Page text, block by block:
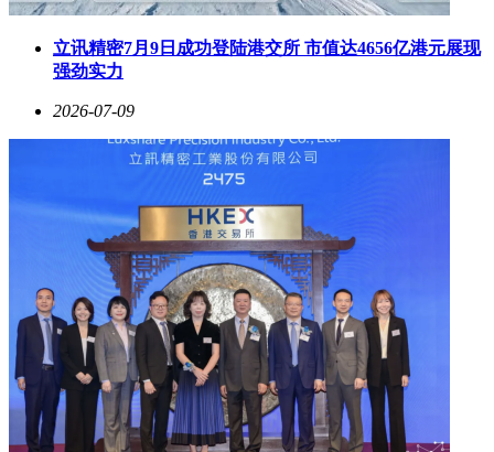
立讯精密7月9日成功登陆港交所 市值达4656亿港元展现
强劲实力
2026-07-09